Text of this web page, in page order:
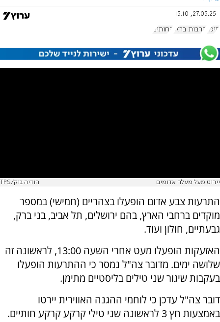
27.03.25, 13:10
תימן חרבות ברזל החותים
יירוט מעל מעלה אדומים הודיה בוק/TPS
התרעות צבע אדום הופעלו בצהריים (חמישי) במספר
מוקדים ברחבי הארץ, בהם ירושלים, תל אביב, בני ברק,
גבעתיים, חולון ועוד.
האזעקות הופעלו מעט אחרי השעה 13:00, לראשונה זה
שלושה ימים. מדובר צה"ל נמסר כי ההתרעות הופעלו
בעקבות שיגור שני טילים בליסטיים מתימן.
דובר צה"ל עדכן כי לוחמי ההגנה האווירית יירטו
באמצעות חץ 3 לראשונה שני טילי קרקע קרקע חותיים.